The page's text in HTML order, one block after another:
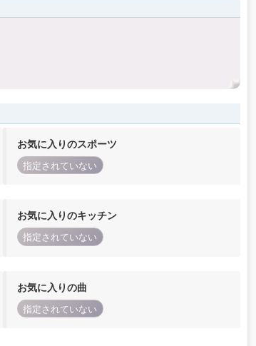
お気に入りのスポーツ
指定されていない
お気に入りのキッチン
指定されていない
お気に入りの曲
指定されていない